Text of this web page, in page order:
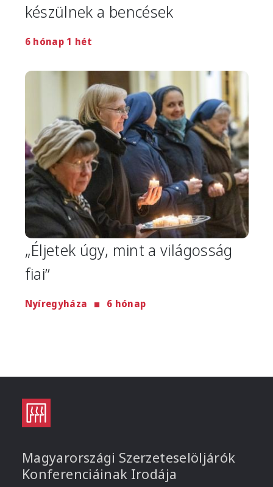
készülnek a bencések
6 hónap 1 hét
Image
„Éljetek úgy, mint a világosság
fiai”
Nyíregyháza 6 hónap
Magyarországi Szerzeteselöljárók
Konferenciáinak Irodája